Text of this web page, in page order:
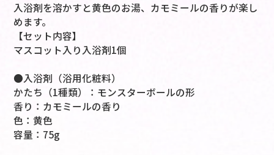
入浴剤を溶かすと黄色のお湯、カモミールの香りが楽し
めます。
【セット内容】
マスコット入り入浴剤1個
●入浴剤（浴用化粧料）
かたち（1種類）：モンスターボールの形
香り：カモミールの香り
色：黄色
容量：75g